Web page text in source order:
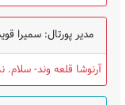
مدیر پورتال: سمیرا
آرنوشا قلعه وند- سلام.